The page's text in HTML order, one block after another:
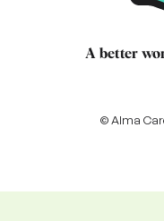
A better
© Alma